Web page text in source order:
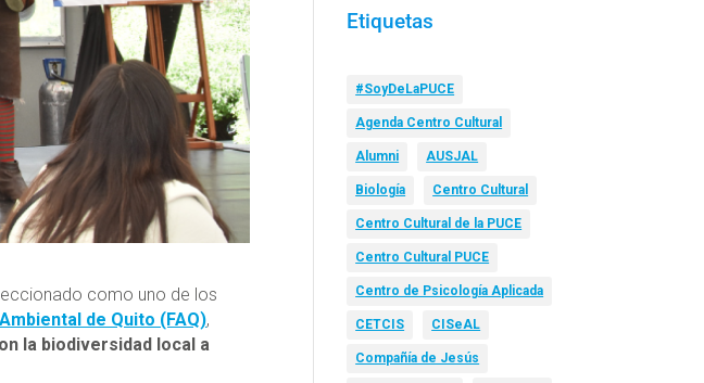
como uno de los
de Quito (FAQ),
la biodiversidad local a
Etiquetas
#SoyDeLaPUCE
Agenda Centro Cultural
Alumni AUSJAL
Biología Centro Cultural
Centro Cultural de la PUCE
Centro Cultural PUCE
Centro de Psicología Aplicada
CETCIS CISeAL
Compañía de Jesús